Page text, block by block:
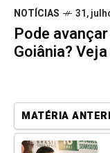
NOTÍCIAS 31,
Pode
Goiânia?
MATÉRIA